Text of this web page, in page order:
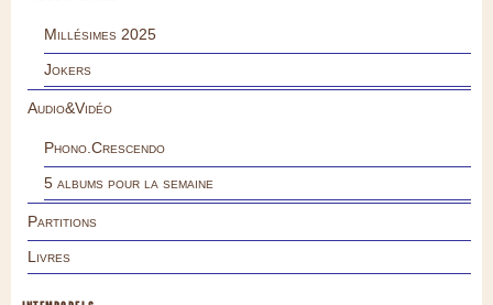
Millésimes 2025
Jokers
Audio&Vidéo
Phono.Crescendo
5 albums pour la semaine
Partitions
Livres